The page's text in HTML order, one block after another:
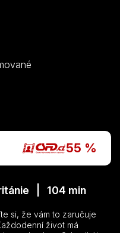
55 %
| 104 min
si, že vám to zaručuje
život má